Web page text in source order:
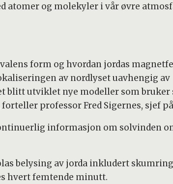
atomer og molekyler i vår øvre
form og hvordan jordas
av nordlyset uavhengig av
blitt utviklet nye modeller som bruker
professor Fred Sigernes, sjef
informasjon om solvinden
belysing av jorda inkludert
hvert femtende minutt.